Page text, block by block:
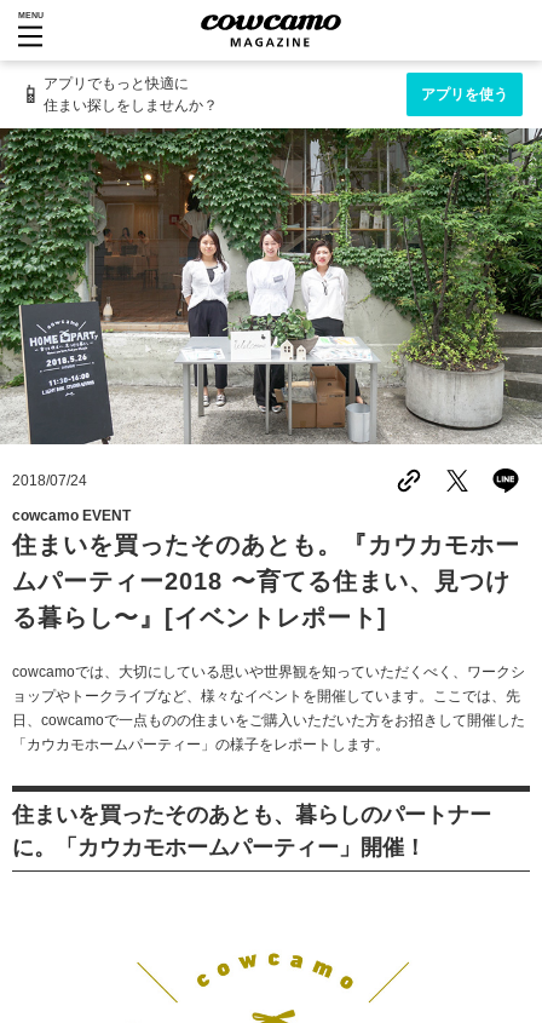
MENU
📱 アプリでもっと快適に
住まい探しをしませんか？
アプリを使う
2018/07/24
cowcamo EVENT
住まいを買ったそのあとも。『カウカモホー
ムパーティー2018 〜育てる住まい、見つけ
る暮らし〜』[イベントレポート]
cowcamoでは、大切にしている思いや世界観を知っていただくべく、ワークシ
ョップやトークライブなど、様々なイベントを開催しています。ここでは、先
日、cowcamoで一点ものの住まいをご購入いただいた方をお招きして開催した
「カウカモホームパーティー」の様子をレポートします。
住まいを買ったそのあとも、暮らしのパートナー
に。「カウカモホームパーティー」開催！